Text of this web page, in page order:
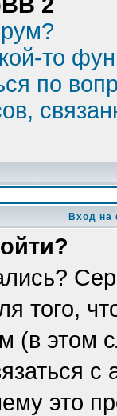
то
по
Вход на
того,
(в этом
это